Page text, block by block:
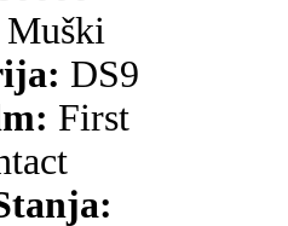
Muški
DS9
First